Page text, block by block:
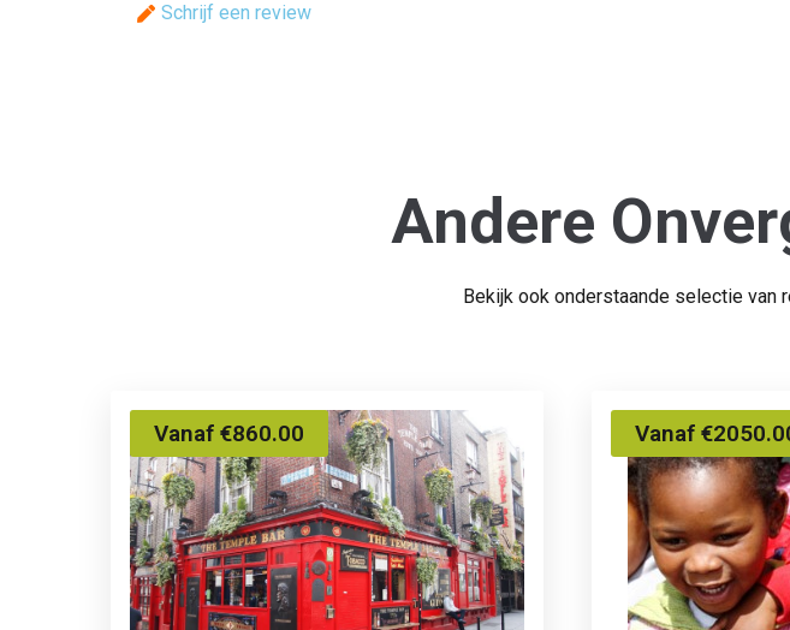
Schrijf een review
Andere
Bekijk ook onderstaande selectie van
Vanaf €860.00 Vanaf